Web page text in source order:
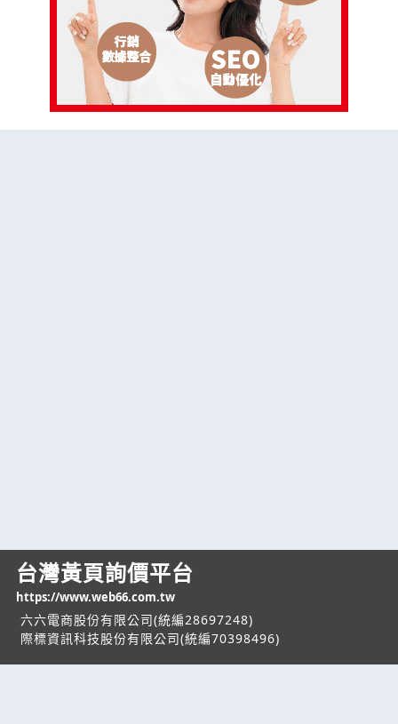
台灣黃頁詢價平台
https://www.web66.com.tw
六六電商股份有限公司(統編28697248)
際標資訊科技股份有限公司(統編70398496)